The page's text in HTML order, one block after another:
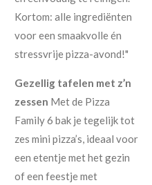
Kortom: alle ingrediënten
voor een smaakvolle én
stressvrije pizza-avond!"
Gezellig tafelen met z’n
zessen Met de Pizza
Family 6 bak je tegelijk tot
zes mini pizza’s, ideaal voor
een etentje met het gezin
of een feestje met